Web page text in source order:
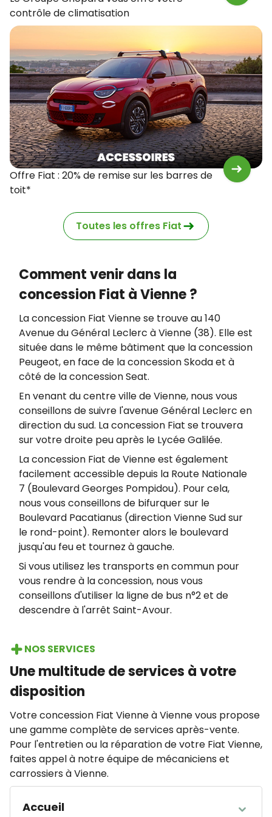
contrôle de climatisation
Offre Fiat : 20% de remise sur les barres de
toit*
Toutes les offres Fiat
Comment venir dans la
concession Fiat à Vienne ?
La concession Fiat Vienne se trouve au 140
Avenue du Général Leclerc à Vienne (38). Elle est
située dans le même bâtiment que la concession
Peugeot, en face de la concession Skoda et à
côté de la concession Seat.
En venant du centre ville de Vienne, nous vous
conseillons de suivre l'avenue Général Leclerc en
direction du sud. La concession Fiat se trouvera
sur votre droite peu après le Lycée Galilée.
La concession Fiat de Vienne est également
facilement accessible depuis la Route Nationale
7 (Boulevard Georges Pompidou). Pour cela,
nous vous conseillons de bifurquer sur le
Boulevard Pacatianus (direction Vienne Sud sur
le rond-point). Remonter alors le boulevard
jusqu'au feu et tournez à gauche.
Si vous utilisez les transports en commun pour
vous rendre à la concession, nous vous
conseillons d'utiliser la ligne de bus n°2 et de
descendre à l'arrêt Saint-Avour.
NOS SERVICES
Une multitude de services à votre
disposition
Votre concession Fiat Vienne à Vienne vous propose
une gamme complète de services après-vente.
Pour l'entretien ou la réparation de votre Fiat Vienne,
faites appel à notre équipe de mécaniciens et
carrossiers à Vienne.
Accueil